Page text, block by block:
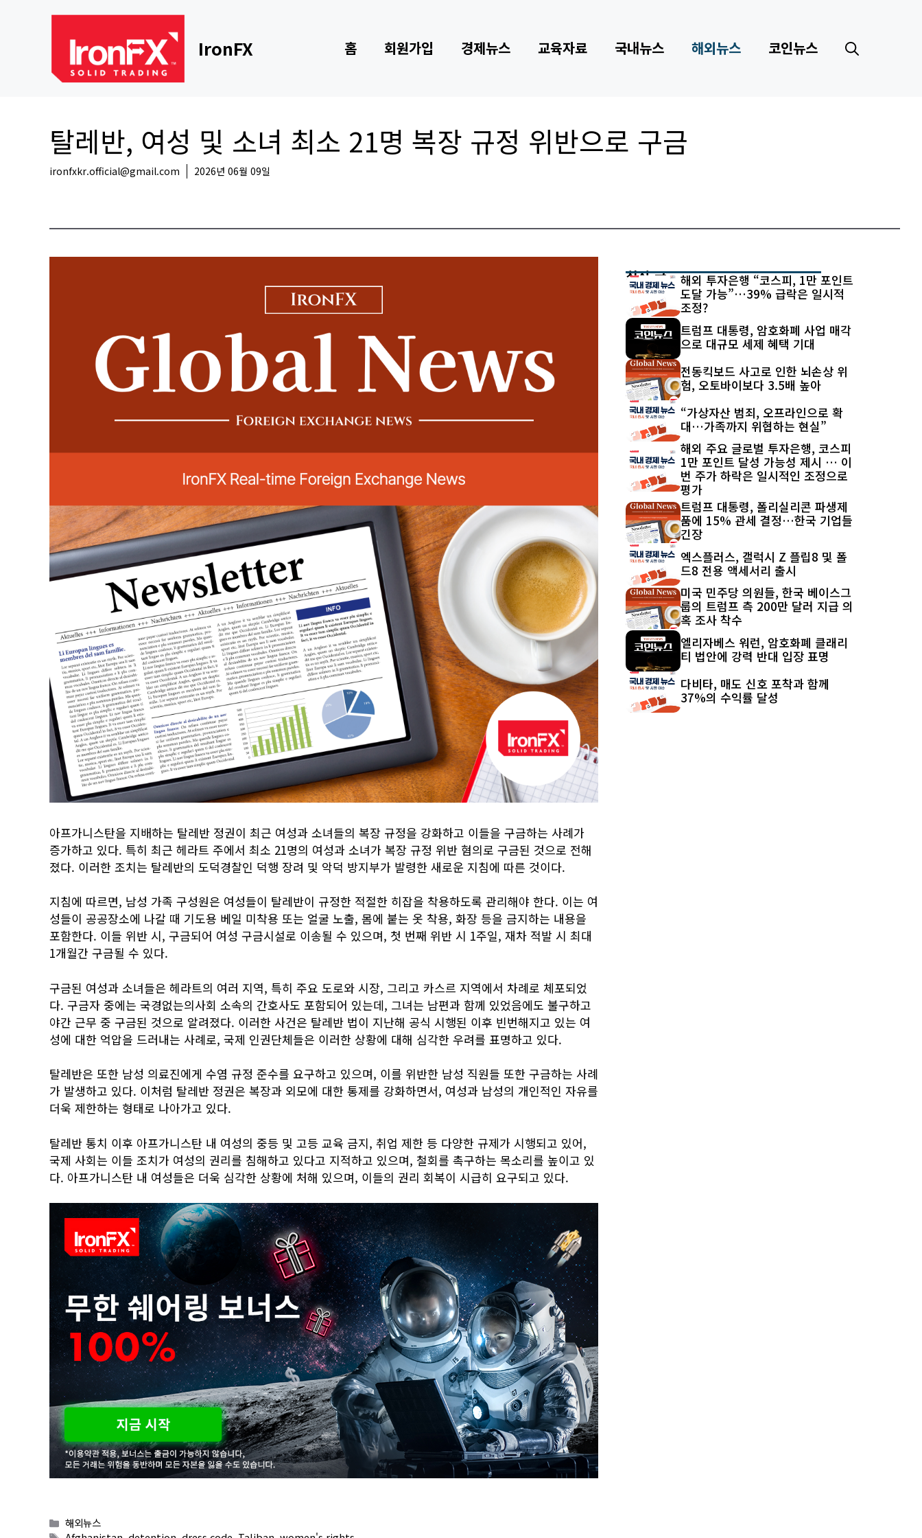
IronFX 홈 회원가입 경제뉴스 교육자료 국내뉴스 해외뉴스 코인뉴스
탈레반, 여성 및 소녀 최소 21명 복장 규정 위반으로 구금
ironfxkr.official@gmail.com 2026년 06월 09일
아프가니스탄을 지배하는 탈레반 정권이 최근 여성과 소녀들의 복장 규정을 강화하고 이들을 구금하는 사례가
증가하고 있다. 특히 최근 헤라트 주에서 최소 21명의 여성과 소녀가 복장 규정 위반 혐의로 구금된 것으로 전해
졌다. 이러한 조치는 탈레반의 도덕경찰인 덕행 장려 및 악덕 방지부가 발령한 새로운 지침에 따른 것이다.
지침에 따르면, 남성 가족 구성원은 여성들이 탈레반이 규정한 적절한 히잡을 착용하도록 관리해야 한다. 이는 여
성들이 공공장소에 나갈 때 기도용 베일 미착용 또는 얼굴 노출, 몸에 붙는 옷 착용, 화장 등을 금지하는 내용을
포함한다. 이들 위반 시, 구금되어 여성 구금시설로 이송될 수 있으며, 첫 번째 위반 시 1주일, 재차 적발 시 최대
1개월간 구금될 수 있다.
구금된 여성과 소녀들은 헤라트의 여러 지역, 특히 주요 도로와 시장, 그리고 카스르 지역에서 차례로 체포되었
다. 구금자 중에는 국경없는의사회 소속의 간호사도 포함되어 있는데, 그녀는 남편과 함께 있었음에도 불구하고
야간 근무 중 구금된 것으로 알려졌다. 이러한 사건은 탈레반 법이 지난해 공식 시행된 이후 빈번해지고 있는 여
성에 대한 억압을 드러내는 사례로, 국제 인권단체들은 이러한 상황에 대해 심각한 우려를 표명하고 있다.
탈레반은 또한 남성 의료진에게 수염 규정 준수를 요구하고 있으며, 이를 위반한 남성 직원들 또한 구금하는 사례
가 발생하고 있다. 이처럼 탈레반 정권은 복장과 외모에 대한 통제를 강화하면서, 여성과 남성의 개인적인 자유를
더욱 제한하는 형태로 나아가고 있다.
탈레반 통치 이후 아프가니스탄 내 여성의 중등 및 고등 교육 금지, 취업 제한 등 다양한 규제가 시행되고 있어,
국제 사회는 이들 조치가 여성의 권리를 침해하고 있다고 지적하고 있으며, 철회를 촉구하는 목소리를 높이고 있
다. 아프가니스탄 내 여성들은 더욱 심각한 상황에 처해 있으며, 이들의 권리 회복이 시급히 요구되고 있다.
Categories
해외뉴스
최신 글
해외 투자은행 “코스피, 1만 포인트
도달 가능”…39% 급락은 일시적
조정?
트럼프 대통령, 암호화폐 사업 매각
으로 대규모 세제 혜택 기대
전동킥보드 사고로 인한 뇌손상 위
험, 오토바이보다 3.5배 높아
“가상자산 범죄, 오프라인으로 확
대…가족까지 위협하는 현실”
해외 주요 글로벌 투자은행, 코스피
1만 포인트 달성 가능성 제시 … 이
번 주가 하락은 일시적인 조정으로
평가
트럼프 대통령, 폴리실리콘 파생제
품에 15% 관세 결정…한국 기업들
긴장
엑스플러스, 갤럭시 Z 플립8 및 폴
드8 전용 액세서리 출시
미국 민주당 의원들, 한국 베이스그
룹의 트럼프 측 200만 달러 지급 의
혹 조사 착수
엘리자베스 워런, 암호화폐 클래리
티 법안에 강력 반대 입장 표명
다비타, 매도 신호 포착과 함께
37%의 수익률 달성